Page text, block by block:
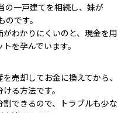
の一戸建てを相続し、妹が
です。
わかりにくいのと、現金を用
を孕んでいます。
売却してお金に換えてから、
る方法です。
できるので、トラブルも少な